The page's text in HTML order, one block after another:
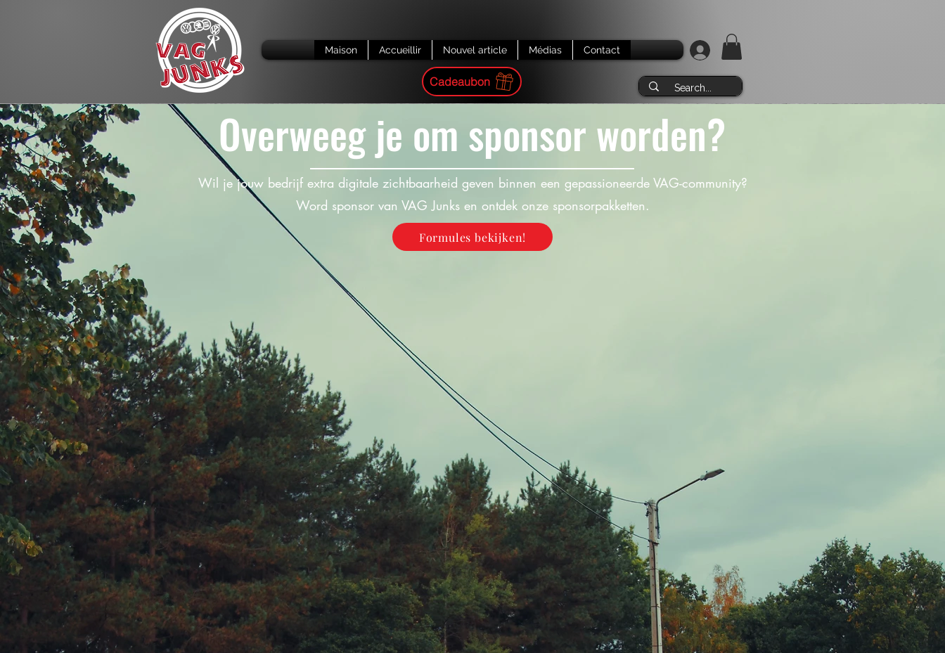
Maison Accueillir Nouvel article Médias Contact
Cadeaubon
Overweeg je om sponsor worden?
Wil je jouw bedrijf extra digitale zichtbaarheid geven binnen een gepassioneerde VAG-community?
Word sponsor van VAG Junks en ontdek onze sponsorpakketten.
Formules bekijken!